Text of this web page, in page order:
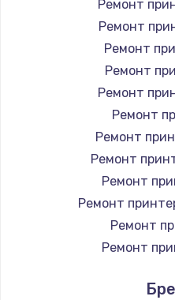
Ремонт
Ремонт
Ремонт
Ремонт
Ремонт
Ремонт
Ремонт
Ремонт
Ремонт
Ремонт
Ремонт
Ремонт
Ремонт